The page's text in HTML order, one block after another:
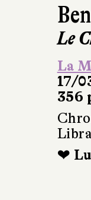
Le
La
17/
356
❤